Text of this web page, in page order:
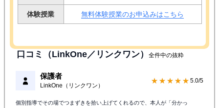
体験授業 無料体験授業のお申込みはこちら
口コミ（LinkOne／リンクワン） 全件中の抜粋
保護者
LinkOne（リンクワン）
★★★★★ 5.0/5
個別指導でその場でつまずきを拾い上げてくれるので、本人が「分かっ